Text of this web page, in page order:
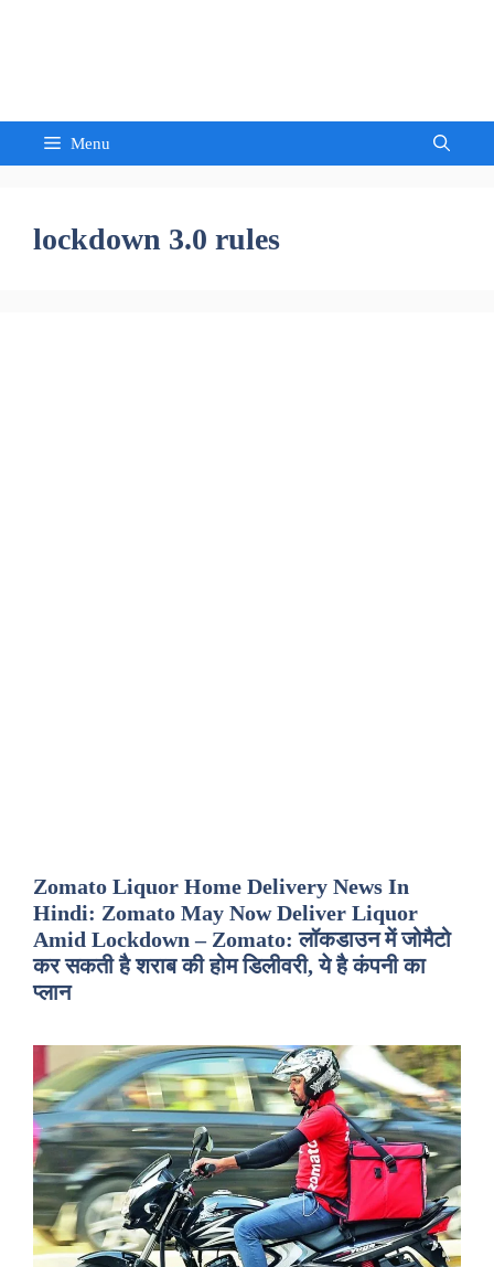
Menu
lockdown 3.0 rules
Zomato Liquor Home Delivery News In
Hindi: Zomato May Now Deliver Liquor
Amid Lockdown – Zomato: लॉकडाउन में जोमैटो
कर सकती है शराब की होम डिलीवरी, ये है कंपनी का
प्लान